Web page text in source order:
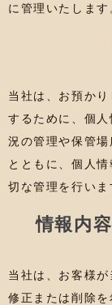
に管理いたします
当社は、お預か
するために、個
況の管理や保管
とともに、個人
切な管理を行いま
情報内
当社は、お客様
修正または削除